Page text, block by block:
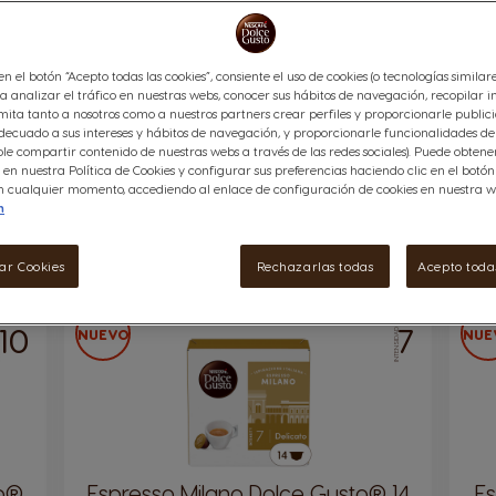
LARGO CAFÉ DESCAFEINADO CAFÉ CON LECHE Y
CÁPSULAS DE TÉS STARBUCKS®
10 NUEVO INTENSIDAD7
el botón “Acepto todas las cookies”, consiente el uso de cookies (o tecnologías
analizar el tráfico en nuestras webs, conocer sus hábitos de navegación, recopilar
tanto a nosotros como a nuestros partners crear perfiles y proporcionarle
a sus intereses y hábitos de navegación, y proporcionarle funcionalidades de
compartir contenido de nuestras webs a través de las redes sociales). Puede
nuestra Política de Cookies y configurar sus preferencias haciendo clic en el
cualquier momento, accediendo al enlace de configuración de cookies en nuestra
Cookies Rechazarlas todas Acepto